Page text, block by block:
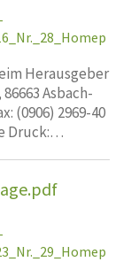
Herausgeber
Asbach-
(0906) 2969-40
Druck:…